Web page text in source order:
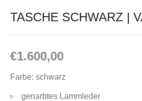
TASCHE SCHWARZ |
€1.600,00
Farbe: schwarz
genarbtes Lammleder